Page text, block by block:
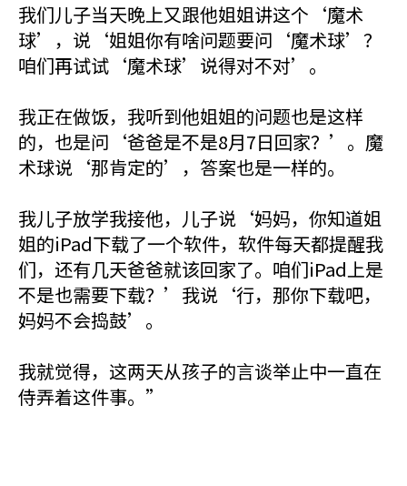
我们儿子当天晚上又跟他姐姐讲这个‘魔术
球’，说‘姐姐你有啥问题要问‘魔术球’？
咱们再试试‘魔术球’说得对不对’。
我正在做饭，我听到他姐姐的问题也是这样
的，也是问‘爸爸是不是8月7日回家？’。魔
术球说‘那肯定的’，答案也是一样的。
我儿子放学我接他，儿子说‘妈妈，你知道姐
姐的iPad下载了一个软件，软件每天都提醒我
们，还有几天爸爸就该回家了。咱们iPad上是
不是也需要下载？’我说‘行，那你下载吧，
妈妈不会捣鼓’。
我就觉得，这两天从孩子的言谈举止中一直在
侍弄着这件事。”